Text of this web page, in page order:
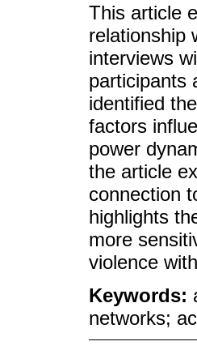
This article
relationship
interviews
participants
identified
factors
power
the article
connection
highlights
more
violence
Keywords:
networks;